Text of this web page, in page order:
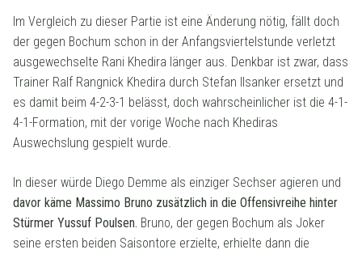
Im Vergleich zu dieser Partie ist eine Änderung nötig, fällt doch
der gegen Bochum schon in der Anfangsviertelstunde verletzt
ausgewechselte Rani Khedira länger aus. Denkbar ist zwar, dass
Trainer Ralf Rangnick Khedira durch Stefan Ilsanker ersetzt und
es damit beim 4-2-3-1 belässt, doch wahrscheinlicher ist die 4-1-
4-1-Formation, mit der vorige Woche nach Khediras
Auswechslung gespielt wurde.
In dieser würde Diego Demme als einziger Sechser agieren und
davor käme Massimo Bruno zusätzlich in die Offensivreihe hinter
Stürmer Yussuf Poulsen. Bruno, der gegen Bochum als Joker
seine ersten beiden Saisontore erzielte, erhielte dann die